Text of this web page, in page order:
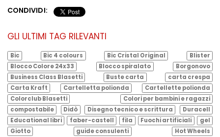
CONDIVIDI:
GLI ULTIMI TAG RILEVANTI
Bic Bic 4 colours Bic Cristal Original
Blister
Blocco Colore 24x33
Blocco spiralato
Borgonovo
Business Class Blasetti
Buste carta
carta crespa
Carta Kraft
Cartelletta polionda
Cartellette polionda
Colorclub Blasetti
Colori per bambini e ragazzi
compostabile
Didò Disegno tecnico e scrittura
Duracell
Educational libri
faber-castell fila Fuochi artificiali
gel
Giotto
guide consulenti
Hot Wheels